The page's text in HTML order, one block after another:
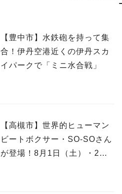
【豊中市】水鉄砲を持って集
合！伊丹空港近くの伊丹スカ
イパークで「ミニ水合戦」
【高槻市】世界的ヒューマン
ビートボクサー・SO-SOさん
が登場！8月1日（土）・2日